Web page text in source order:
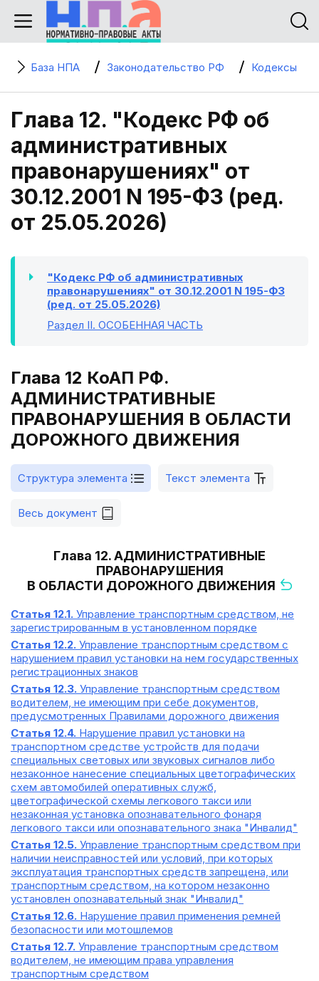
База НПА Законодательство РФ Кодексы
Глава 12. "Кодекс РФ об
административных
правонарушениях" от
30.12.2001 N 195-ФЗ (ред.
от 25.05.2026)
"Кодекс РФ об административных
правонарушениях" от 30.12.2001 N 195-ФЗ
(ред. от 25.05.2026)
Раздел II. ОСОБЕННАЯ ЧАСТЬ
Глава 12 КоАП РФ.
АДМИНИСТРАТИВНЫЕ
ПРАВОНАРУШЕНИЯ В ОБЛАСТИ
ДОРОЖНОГО ДВИЖЕНИЯ
Структура элемента Текст элемента
Весь документ
Глава 12. АДМИНИСТРАТИВНЫЕ
ПРАВОНАРУШЕНИЯ
В ОБЛАСТИ ДОРОЖНОГО ДВИЖЕНИЯ
Статья 12.1. Управление транспортным средством, не
зарегистрированным в установленном порядке
Статья 12.2. Управление транспортным средством с
нарушением правил установки на нем государственных
регистрационных знаков
Статья 12.3. Управление транспортным средством
водителем, не имеющим при себе документов,
предусмотренных Правилами дорожного движения
Статья 12.4. Нарушение правил установки на
транспортном средстве устройств для подачи
специальных световых или звуковых сигналов либо
незаконное нанесение специальных цветографических
схем автомобилей оперативных служб,
цветографической схемы легкового такси или
незаконная установка опознавательного фонаря
легкового такси или опознавательного знака "Инвалид"
Статья 12.5. Управление транспортным средством при
наличии неисправностей или условий, при которых
эксплуатация транспортных средств запрещена, или
транспортным средством, на котором незаконно
установлен опознавательный знак "Инвалид"
Статья 12.6. Нарушение правил применения ремней
безопасности или мотошлемов
Статья 12.7. Управление транспортным средством
водителем, не имеющим права управления
транспортным средством